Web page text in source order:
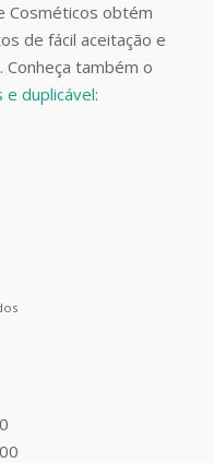
Cosméticos obtém
de fácil aceitação e
também o
e duplicável: